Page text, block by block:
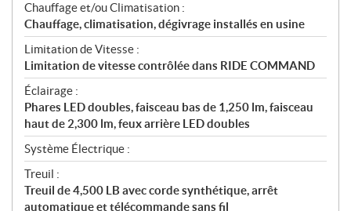
Chauffage et/ou Climatisation :
Chauffage, climatisation, dégivrage installés en usine
Limitation de Vitesse :
Limitation de vitesse contrôlée dans RIDE COMMAND
Éclairage :
Phares LED doubles, faisceau bas de 1,250 lm, faisceau
haut de 2,300 lm, feux arrière LED doubles
Système Électrique :
Treuil :
Treuil de 4,500 LB avec corde synthétique, arrêt
automatique et télécommande sans fil